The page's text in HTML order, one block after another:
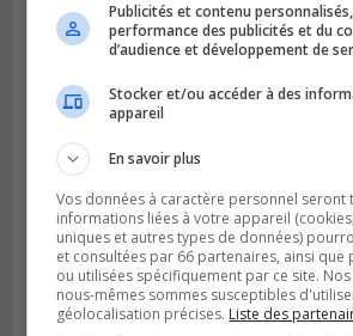
Publié le 6 juillet 2026 à 09h33
Longueuil conclue un
valoriser des cendres
Publicités et contenu
performance des publicités et du
d’audience et développement de
Stocker et/ou accéder à des
appareil
En savoir plus
Vos données à caractère personnel seront
informations liées à votre appareil
uniques et autres types de données)
et consultées par 66 partenaires, ainsi que
ou utilisées spécifiquement par ce site.
nous-mêmes sommes susceptibles
géolocalisation précises. Liste des